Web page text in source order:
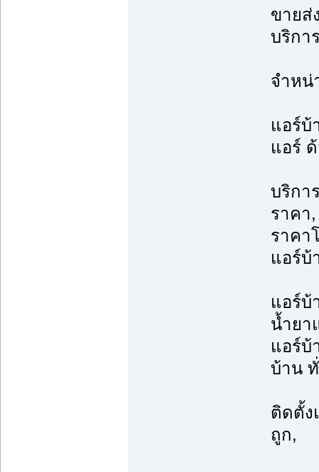
ขายส่
บริกา
จำหน่
แอร์บ้
แอร์
บริกา
ราคา
ราคา
แอร์บ้
แอร์บ้
น้ำยา
แอร์บ้
บ้าน
ติดตั้ง
ถูก,